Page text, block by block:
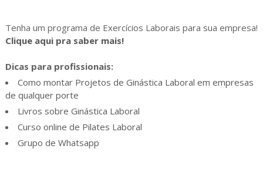
Tenha um programa de Exercícios Laborais para sua empresa!
Clique aqui pra saber mais!
Dicas para profissionais:
Como montar Projetos de Ginástica Laboral em empresas
de qualquer porte
Livros sobre Ginástica Laboral
Curso online de Pilates Laboral
Grupo de Whatsapp